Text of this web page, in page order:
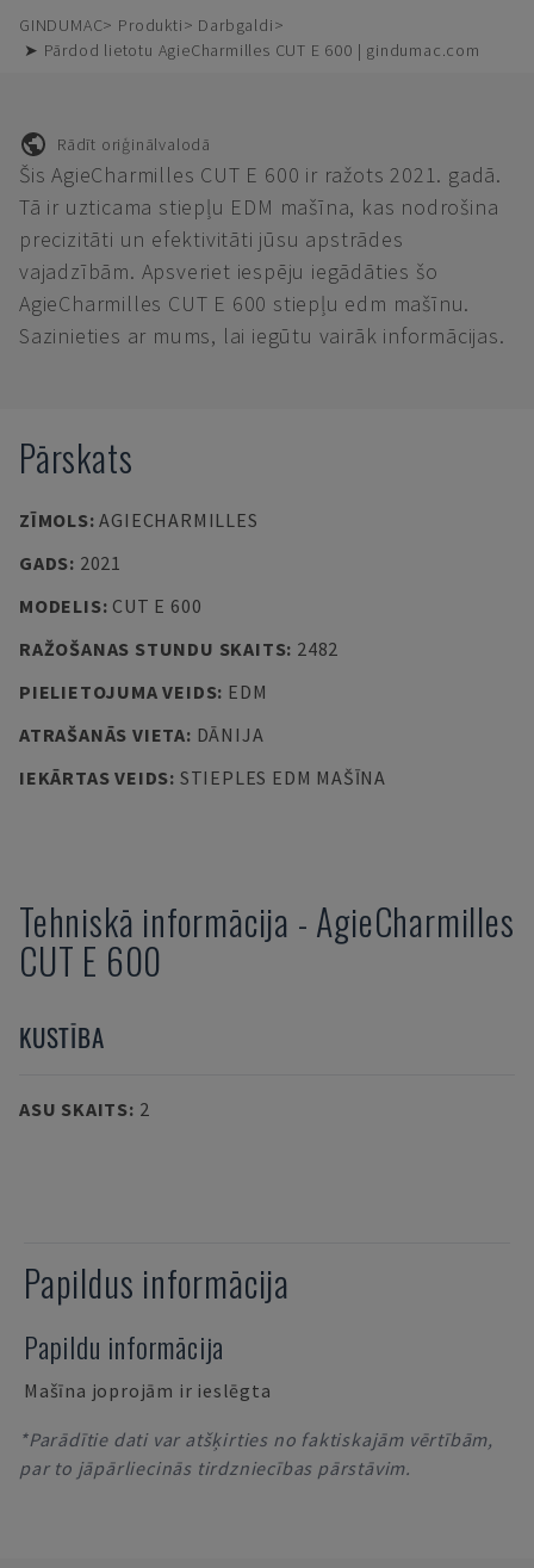
GINDUMAC Produkti
Darbgaldi
➤ Pārdod lietotu AgieCharmilles CUT E 600 | gindumac.com
Rādīt oriģinālvalodā
Šis AgieCharmilles CUT E 600 ir ražots 2021. gadā.
Tā ir uzticama stiepļu EDM mašīna, kas nodrošina
precizitāti un efektivitāti jūsu apstrādes
vajadzībām. Apsveriet iespēju iegādāties šo
AgieCharmilles CUT E 600 stiepļu edm mašīnu.
Sazinieties ar mums, lai iegūtu vairāk informācijas.
Pārskats
ZĪMOLS:AGIECHARMILLES
GADS: 2021
MODELIS: CUT E 600
RAŽOŠANAS STUNDU SKAITS: 2482
PIELIETOJUMA VEIDS: EDM
ATRAŠANĀS VIETA: DĀNIJA
IEKĀRTAS VEIDS: STIEPLES EDM MAŠĪNA
Tehniskā informācija - AgieCharmilles
CUT E 600
KUSTĪBA
ASU SKAITS: 2
Papildus informācija
Papildu informācija
Mašīna joprojām ir ieslēgta
*Parādītie dati var atšķirties no faktiskajām vērtībām,
par to jāpārliecinās tirdzniecības pārstāvim.